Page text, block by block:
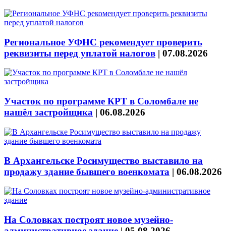
Региональное УФНС рекомендует проверить
реквизиты перед уплатой налогов | 07.08.2026
Участок по программе КРТ в Соломбале не
нашёл застройщика | 06.08.2026
В Архангельске Росимущество выставило на
продажу здание бывшего военкомата | 06.08.2026
На Соловках построят новое музейно-